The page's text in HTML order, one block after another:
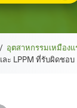
/ อุตสาหกรรมเหมือง
ละ LPPM ที่รับผิดชอบ